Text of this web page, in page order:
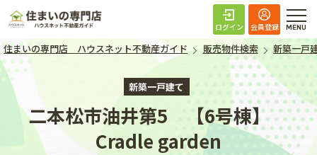
住まいの専門店 ハ
ログイン 会員登録
住まいの専門店 ハウスネット不動産ガイド 販売物件検索 新築一戸
新築一戸建て
二本松市油井第5 【6号棟】
Cradle garden